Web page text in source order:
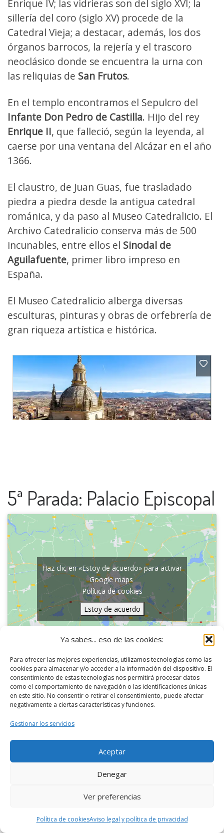
Ya sabes... eso de las cookies:
Para ofrecer las mejores experiencias, utilizamos tecnologías como las
cookies para almacenar y/o acceder a la información del dispositivo. El
consentimiento de estas tecnologías nos permitirá procesar datos
como el comportamiento de navegación o las identificaciones únicas
en este sitio. No consentir o retirar el consentimiento, puede afectar
negativamente a ciertas características y funciones.
Gestionar los servicios
Aceptar
Denegar
Ver preferencias
Política de cookiesAviso legal y política de privacidad
Enrique IV; las vidrieras son del siglo XVI; la
sillería del coro (siglo XV) procede de la
Catedral Vieja; a destacar, además, los dos
órganos barrocos, la rejería y el trascoro
neoclásico donde se encuentra la urna con
las reliquias de San Frutos.
En el templo encontramos el Sepulcro del
Infante Don Pedro de Castilla. Hijo del rey
Enrique II, que falleció, según la leyenda, al
caerse por una ventana del Alcázar en el año
1366.
El claustro, de Juan Guas, fue trasladado
piedra a piedra desde la antigua catedral
románica, y da paso al Museo Catedralicio. El
Archivo Catedralicio conserva más de 500
incunables, entre ellos el Sinodal de
Aguilafuente, primer libro impreso en
España.
El Museo Catedralicio alberga diversas
esculturas, pinturas y obras de orfebrería de
gran riqueza artística e histórica.
5ª Parada: Palacio Episcopal
Haz clic en «Estoy de acuerdo» para activar
Google maps
Política de cookies
Estoy de acuerdo
Continuamos la Ruta Segovia católica (III) y
llegamos alPalacio Episcopal.